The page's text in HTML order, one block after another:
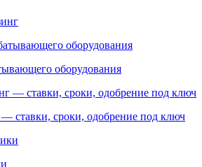
оборудования
ставки, сроки, одобрение под ключ